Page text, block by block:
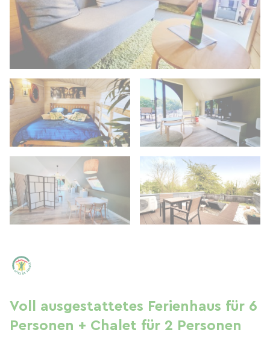
Voll ausgestattetes Ferienhaus für 6
Personen + Chalet für 2 Personen